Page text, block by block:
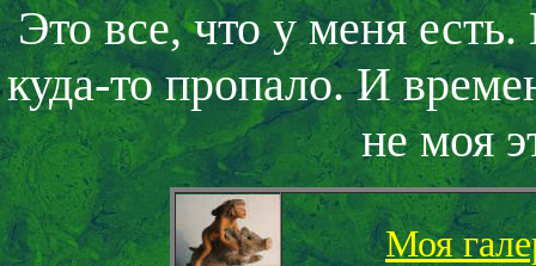
Это все, что у меня
куда-то пропало. И
не моя
Моя